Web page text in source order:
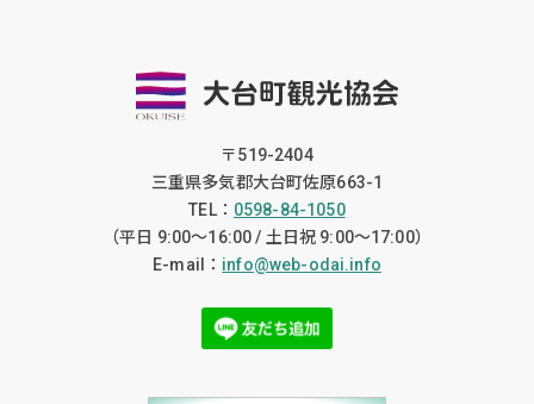
〒519-2404
三重県多気郡大台町佐原663-1
TEL： 0598-84-1050
（平日 9:00〜16:00 / 土日祝 9:00〜17:00）
E-mail： info@web-odai.info